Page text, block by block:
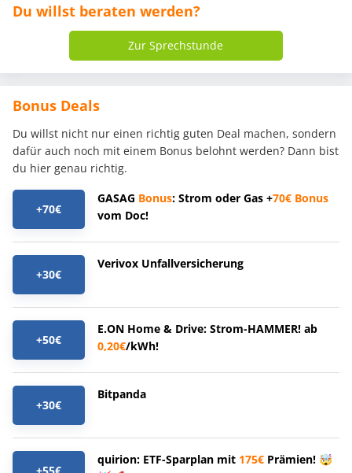
Du willst beraten werden?
Zur Sprechstunde
Bonus Deals
Du willst nicht nur einen richtig guten Deal machen, sondern
dafür auch noch mit einem Bonus belohnt werden? Dann bist
du hier genau richtig.
+70€
GASAG Bonus: Strom oder Gas +70€ Bonus
vom Doc!
+30€
Verivox Unfallversicherung
+50€
E.ON Home & Drive: Strom-HAMMER! ab
0,20€/kWh!
+30€
Bitpanda
quirion: ETF-Sparplan mit 175€ Prämien! 🤯